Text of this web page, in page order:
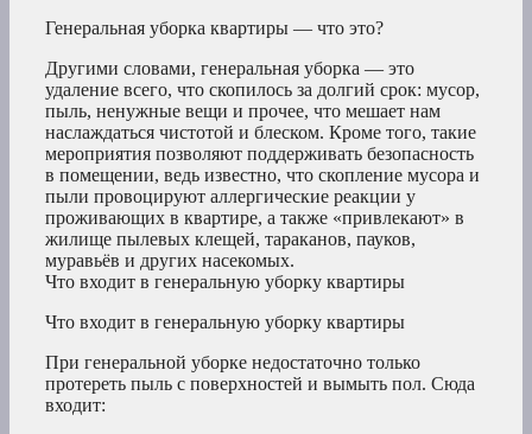
Генеральная уборка квартиры — что это?
Другими словами, генеральная уборка — это
удаление всего, что скопилось за долгий срок: мусор,
пыль, ненужные вещи и прочее, что мешает нам
наслаждаться чистотой и блеском. Кроме того, такие
мероприятия позволяют поддерживать безопасность
в помещении, ведь известно, что скопление мусора и
пыли провоцируют аллергические реакции у
проживающих в квартире, а также «привлекают» в
жилище пылевых клещей, тараканов, пауков,
муравьёв и других насекомых.
Что входит в генеральную уборку квартиры
Что входит в генеральную уборку квартиры
При генеральной уборке недостаточно только
протереть пыль с поверхностей и вымыть пол. Сюда
входит: